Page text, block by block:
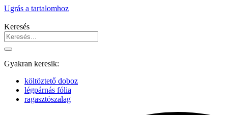
Ugrás a tartalomhoz
Keresés
Gyakran keresik:
költöztető doboz
légpárnás fólia
ragasztószalag